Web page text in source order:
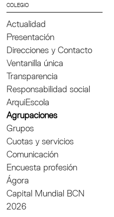
COLEGIO
Actualidad
Presentación
Direcciones y Contacto
Ventanilla única
Transparencia
Responsabilidad social
ArquiEscola
Agrupaciones
Grupos
Cuotas y servicios
Comunicación
Encuesta profesión
Ágora
Capital Mundial BCN
2026